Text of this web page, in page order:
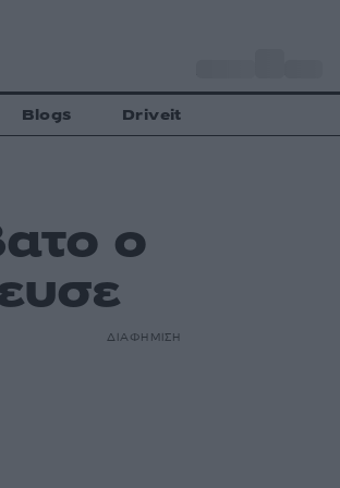
Blogs Driveit
ο
ΔΙΑΦΗΜΙΣΗ